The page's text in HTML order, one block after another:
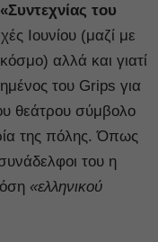
«Συντεχνίας του
Ιουνίου (μαζί με
αλλά και γιατί
του Grips για
θεάτρου σύμβολο
της πόλης. Όπως
του η
«ελληνικού